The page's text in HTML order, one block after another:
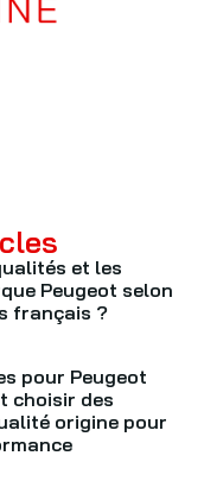
et les
Peugeot selon
français ?
pour Peugeot
choisir des
origine pour